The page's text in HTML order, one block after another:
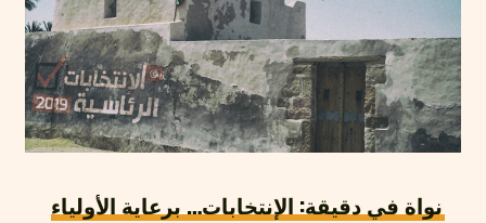
نواة في دقيقة: الإنتخابات… برعاية الأولياء